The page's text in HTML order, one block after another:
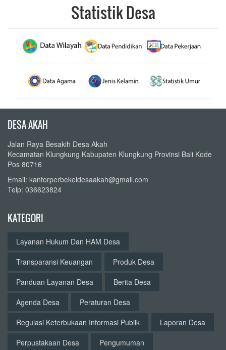
Statistik Desa
DESA AKAH
Jalan Raya Besakih Desa Akah
Kecamatan Klungkung Kabupaten Klungkung Provinsi Bali Kode
Pos 80716
Email: kantorperbekeldesaakah@gmail.com
Telp: 036623824
KATEGORI
Layanan Hukum Dan HAM Desa
Transparansi Keuangan
Produk Desa
Panduan Layanan Desa
Berita Desa
Agenda Desa
Peraturan Desa
Regulasi Keterbukaan Informasi Publik
Laporan Desa
Perpustakaan Desa
Pengumuman